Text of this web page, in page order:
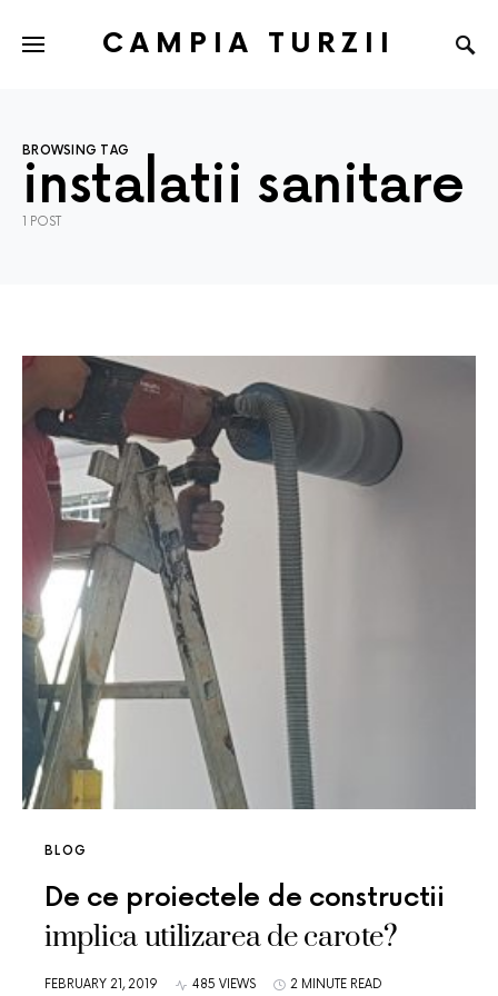
CAMPIA TURZII
BROWSING TAG
instalatii sanitare
1 POST
BLOG
De ce proiectele de constructii
implica utilizarea de carote?
FEBRUARY 21, 2019 485 VIEWS 2 MINUTE READ